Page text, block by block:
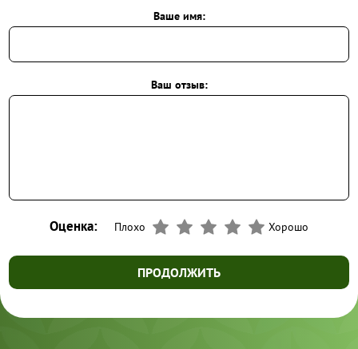
Ваше имя:
Ваш отзыв:
Оценка: Плохо Хорошо
ПРОДОЛЖИТЬ